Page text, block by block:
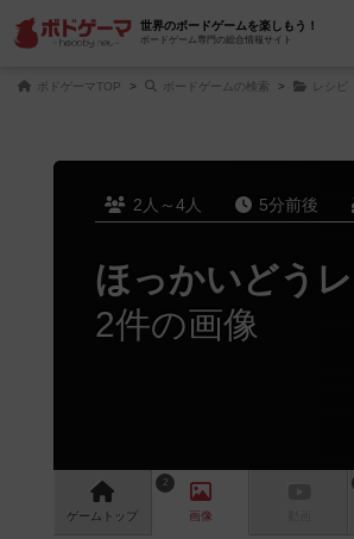
世界のボードゲームを楽しもう！
ボードゲーム専門の総合情報サイト
ボドゲーマTOP ボードゲームの検索 レシピ
2人～4人 5分前後
ほっかいどう
2件の画像
ゲーム トップ
2
画像